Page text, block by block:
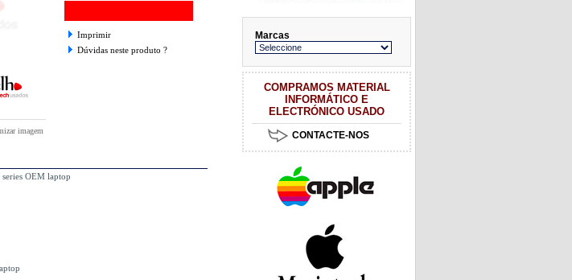
imagem
Imprimir
Dúvidas neste produto ?
OEM laptop
Marcas
COMPRAMOS MATERIAL
INFORMÁTICO E
ELECTRÓNICO USADO
CONTACTE-NOS